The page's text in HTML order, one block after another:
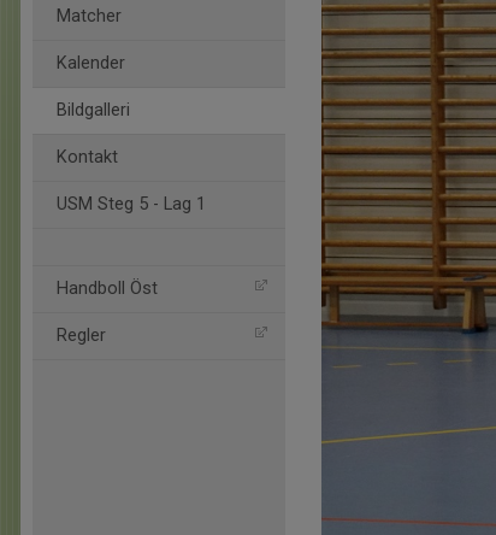
Matcher
Kalender
Bildgalleri
Kontakt
USM Steg 5 - Lag 1
Handboll Öst
Regler